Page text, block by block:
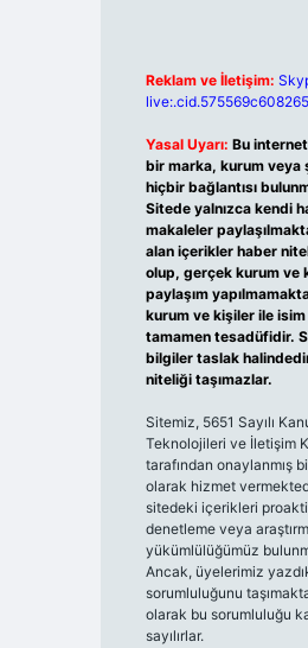
Reklam ve İletişim:
Yasal Uyarı: Bu
bir marka, kurum veya
hiçbir bağlantısı
Sitede yalnızca kendi
makaleler
alan içerikler haber
olup, gerçek kurum ve
paylaşım
kurum ve kişiler ile
tamamen tesadüfidir.
bilgiler taslak
niteliği taşımazlar.
Sitemiz, 5651 Sayılı
Teknolojileri ve İletişim
tarafından onaylanmış
olarak hizmet
sitedeki içerikleri
denetleme veya
yükümlülüğümüz
Ancak, üyelerimiz
sorumluluğunu
olarak bu sorumluluğu
sayılırlar.